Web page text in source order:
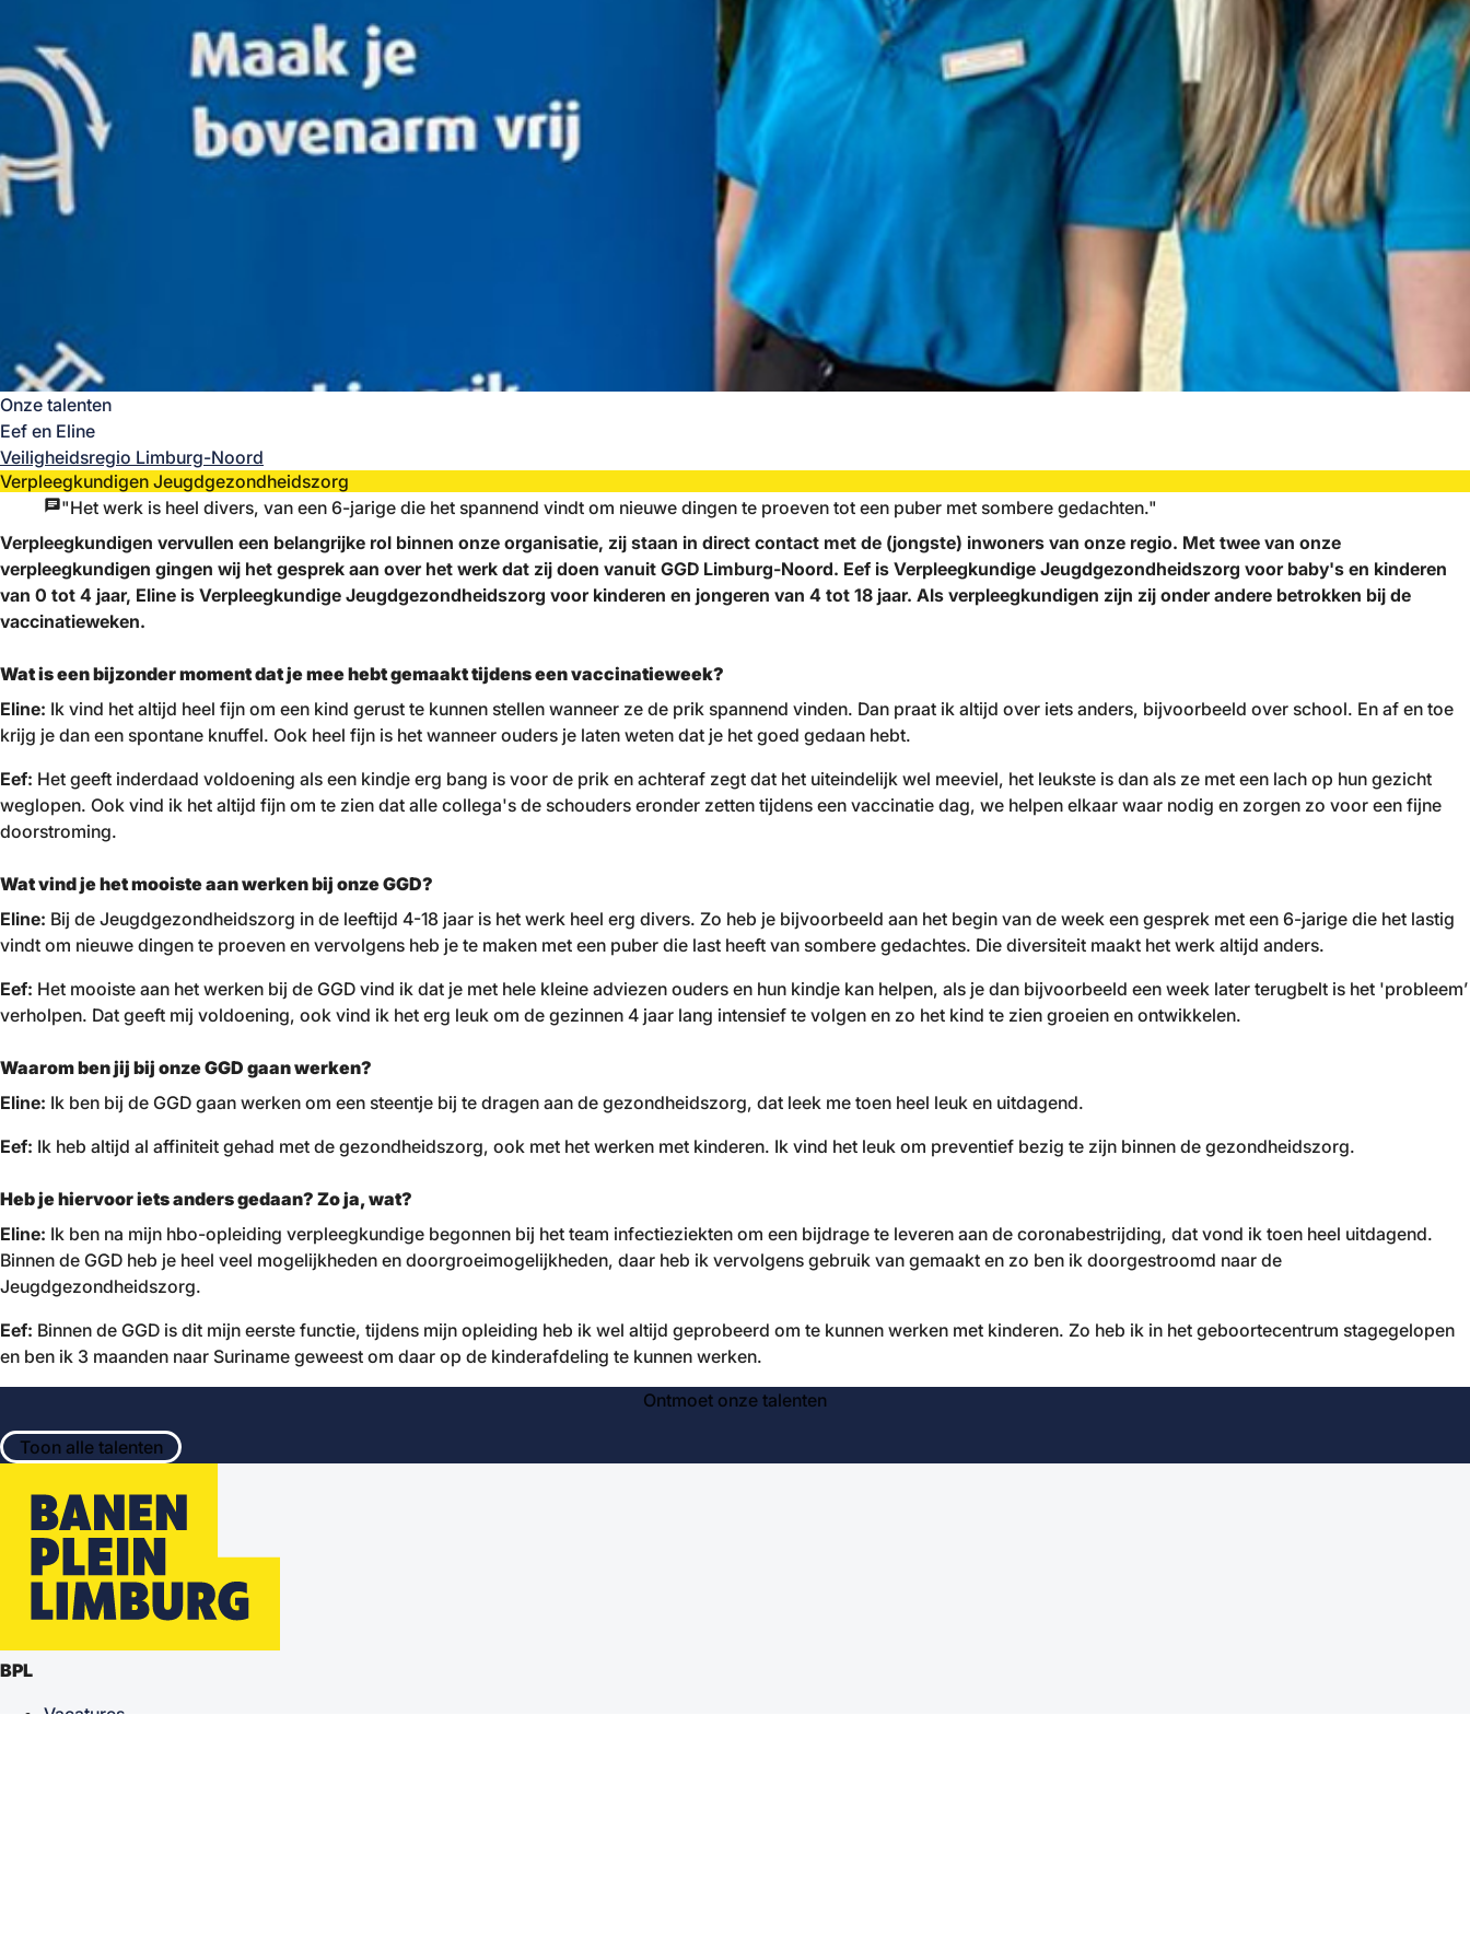
Onze talenten
Eef en Eline
Verpleegkundigen Jeugdgezondheidszorg
Veiligheidsregio Limburg-Noord
"Het werk is heel divers, van een 6-jarige die het spannend vindt om nieuwe dingen te proeven tot een puber met sombere gedachten."
Verpleegkundigen vervullen een belangrijke rol binnen onze organisatie, zij staan in direct contact met de (jongste) inwoners van onze regio. Met twee van onze
verpleegkundigen gingen wij het gesprek aan over het werk dat zij doen vanuit GGD Limburg-Noord. Eef is Verpleegkundige Jeugdgezondheidszorg voor baby's en kinderen
van 0 tot 4 jaar, Eline is Verpleegkundige Jeugdgezondheidszorg voor kinderen en jongeren van 4 tot 18 jaar. Als verpleegkundigen zijn zij onder andere betrokken bij de
vaccinatieweken.
Wat is een bijzonder moment dat je mee hebt gemaakt tijdens een vaccinatieweek?
Eline: Ik vind het altijd heel fijn om een kind gerust te kunnen stellen wanneer ze de prik spannend vinden. Dan praat ik altijd over iets anders, bijvoorbeeld over school. En af en toe
krijg je dan een spontane knuffel. Ook heel fijn is het wanneer ouders je laten weten dat je het goed gedaan hebt.
Eef: Het geeft inderdaad voldoening als een kindje erg bang is voor de prik en achteraf zegt dat het uiteindelijk wel meeviel, het leukste is dan als ze met een lach op hun gezicht
weglopen. Ook vind ik het altijd fijn om te zien dat alle collega's de schouders eronder zetten tijdens een vaccinatie dag, we helpen elkaar waar nodig en zorgen zo voor een fijne
doorstroming.
Wat vind je het mooiste aan werken bij onze GGD?
Eline: Bij de Jeugdgezondheidszorg in de leeftijd 4-18 jaar is het werk heel erg divers. Zo heb je bijvoorbeeld aan het begin van de week een gesprek met een 6-jarige die het lastig
vindt om nieuwe dingen te proeven en vervolgens heb je te maken met een puber die last heeft van sombere gedachtes. Die diversiteit maakt het werk altijd anders.
Eef: Het mooiste aan het werken bij de GGD vind ik dat je met hele kleine adviezen ouders en hun kindje kan helpen, als je dan bijvoorbeeld een week later terugbelt is het 'probleem’
verholpen. Dat geeft mij voldoening, ook vind ik het erg leuk om de gezinnen 4 jaar lang intensief te volgen en zo het kind te zien groeien en ontwikkelen.
Waarom ben jij bij onze GGD gaan werken?
Eline: Ik ben bij de GGD gaan werken om een steentje bij te dragen aan de gezondheidszorg, dat leek me toen heel leuk en uitdagend.
Eef: Ik heb altijd al affiniteit gehad met de gezondheidszorg, ook met het werken met kinderen. Ik vind het leuk om preventief bezig te zijn binnen de gezondheidszorg.
Heb je hiervoor iets anders gedaan? Zo ja, wat?
Eline: Ik ben na mijn hbo-opleiding verpleegkundige begonnen bij het team infectieziekten om een bijdrage te leveren aan de coronabestrijding, dat vond ik toen heel uitdagend.
Binnen de GGD heb je heel veel mogelijkheden en doorgroeimogelijkheden, daar heb ik vervolgens gebruik van gemaakt en zo ben ik doorgestroomd naar de
Jeugdgezondheidszorg.
Eef: Binnen de GGD is dit mijn eerste functie, tijdens mijn opleiding heb ik wel altijd geprobeerd om te kunnen werken met kinderen. Zo heb ik in het geboortecentrum stagegelopen
en ben ik 3 maanden naar Suriname geweest om daar op de kinderafdeling te kunnen werken.
Ontmoet onze talenten
Toon alle talenten
BPL
Vacatures